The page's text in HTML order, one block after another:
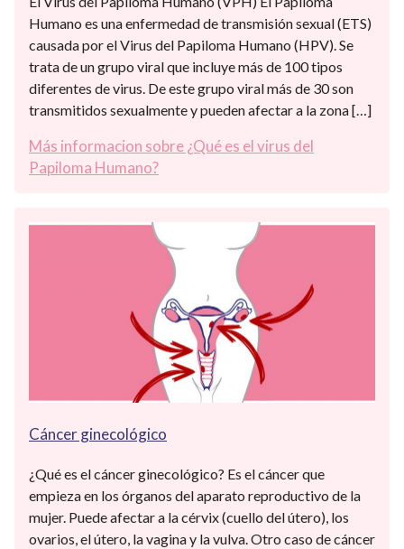
Humano es una enfermedad de transmisión sexual (ETS)
causada por el Virus del Papiloma Humano (HPV). Se
trata de un grupo viral que incluye más de 100 tipos
diferentes de virus. De este grupo viral más de 30 son
transmitidos sexualmente y pueden afectar a la zona […]
Más informacion sobre ¿Qué es el virus del
Papiloma Humano?
Cáncer ginecológico
¿Qué es el cáncer ginecológico? Es el cáncer que
empieza en los órganos del aparato reproductivo de la
mujer. Puede afectar a la cérvix (cuello del útero), los
ovarios, el útero, la vagina y la vulva. Otro caso de cáncer